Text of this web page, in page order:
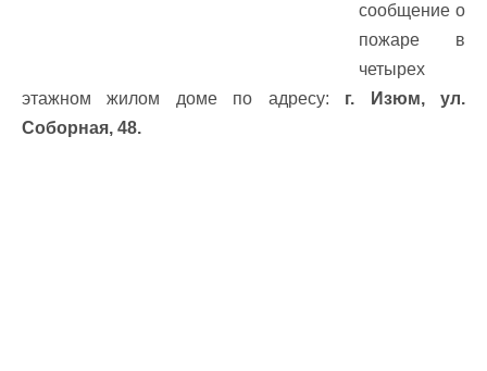
сообщение о
пожаре в
четырех
этажном жилом доме по адресу: г. Изюм, ул.
Соборная, 48.